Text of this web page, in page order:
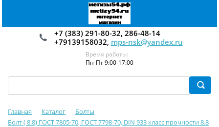
+7 (383) 291-80-32, 286-48-14
+79139158032, mps-nsk@yandex.ru
Время работы:
Пн-Пт 9:00-17:00
Главная Каталог
Болты
Болт ( 8.8) ГОСТ 7805-70, ГОСТ 7798-70, DIN 933 класс прочности 8.8